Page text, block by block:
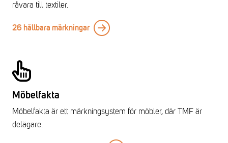
råvara till textiler.
26 hållbara märkningar
Möbelfakta
Möbelfakta är ett märkningsystem för möbler, där TMF är
delägare.